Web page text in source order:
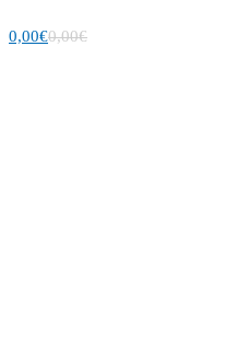
0,00€0,00€